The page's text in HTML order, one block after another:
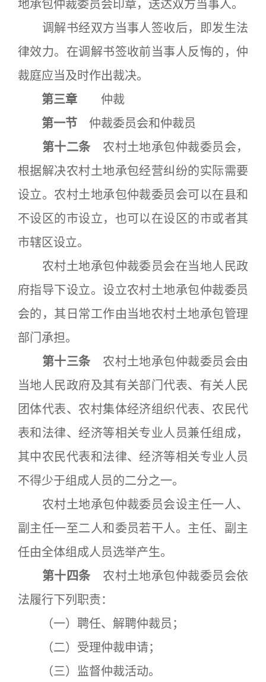
地承包仲裁委员会印章，送达双方当事人。
调解书经双方当事人签收后，即发生法
律效力。在调解书签收前当事人反悔的，仲
裁庭应当及时作出裁决。
第三章 仲裁
第一节 仲裁委员会和仲裁员
第十二条 农村土地承包仲裁委员会，
根据解决农村土地承包经营纠纷的实际需要
设立。农村土地承包仲裁委员会可以在县和
不设区的市设立，也可以在设区的市或者其
市辖区设立。
农村土地承包仲裁委员会在当地人民政
府指导下设立。设立农村土地承包仲裁委员
会的，其日常工作由当地农村土地承包管理
部门承担。
第十三条 农村土地承包仲裁委员会由
当地人民政府及其有关部门代表、有关人民
团体代表、农村集体经济组织代表、农民代
表和法律、经济等相关专业人员兼任组成，
其中农民代表和法律、经济等相关专业人员
不得少于组成人员的二分之一。
农村土地承包仲裁委员会设主任一人、
副主任一至二人和委员若干人。主任、副主
任由全体组成人员选举产生。
第十四条 农村土地承包仲裁委员会依
法履行下列职责：
（一）聘任、解聘仲裁员；
（二）受理仲裁申请；
（三）监督仲裁活动。